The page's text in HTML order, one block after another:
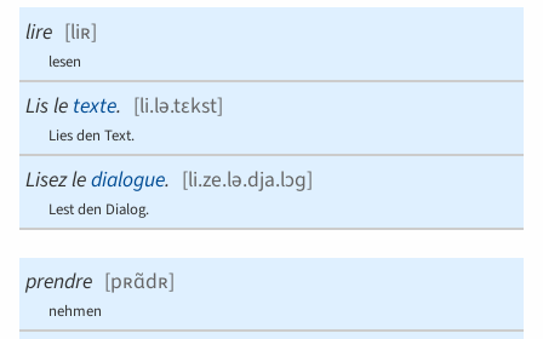
lire [liʀ]
lesen
Lis le texte. [li.lə.tɛkst]
Lies den Text.
Lisez ledialogue. [li.ze.lə.dja.lɔɡ]
Lest den Dialog.
prendre [pʀɑ̃dʀ]
nehmen